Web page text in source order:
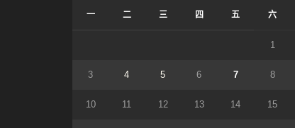
一 二 三 四 五 六
1
3 4 5 6 7 8
10 11 12 13 14 15